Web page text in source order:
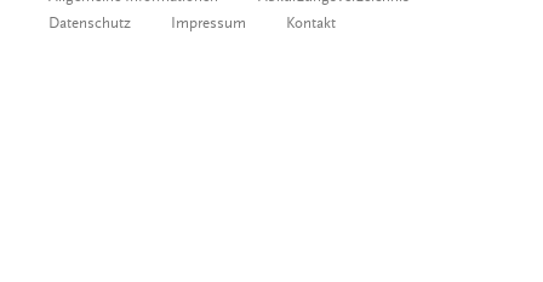
Datenschutz
Impressum Kontakt